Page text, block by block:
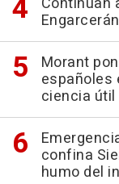
Morant
españoles
ciencia
confina
humo del